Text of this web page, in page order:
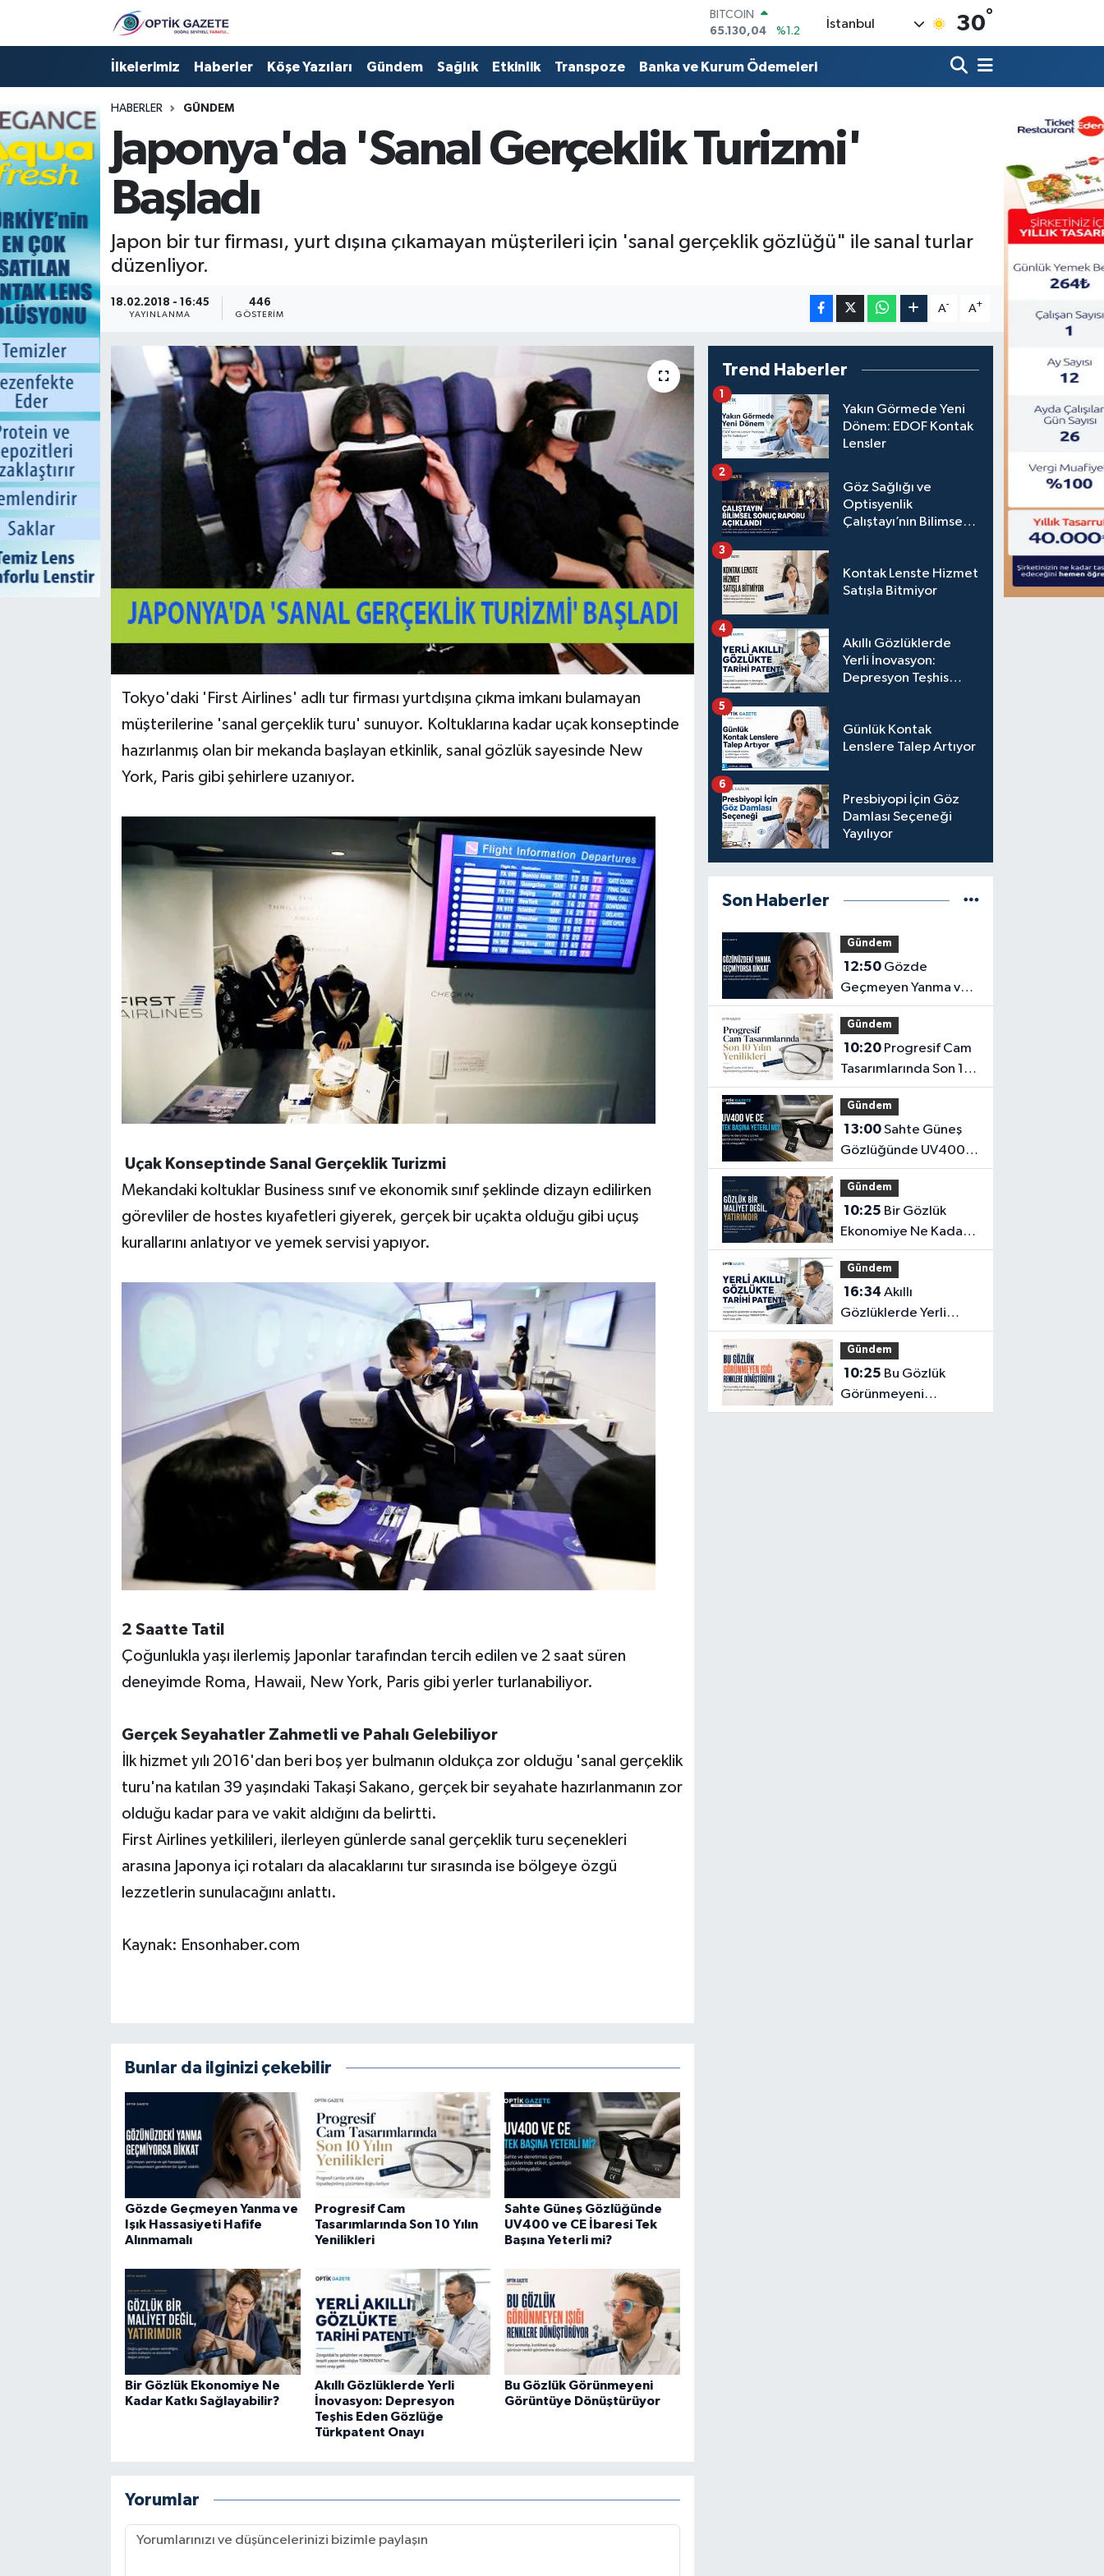
DOLAR
47,7106
%0.17
EURO
55,1652
%0.27
6618.49
%2.12
BİST100
13.773
%-19
İstanbul 30°
İlkelerimiz Haberler Köşe Yazıları Gündem Sağlık Etkinlik Transpoze Banka ve Kurum Ödemeleri
HABERLER GÜNDEM
Japonya'da 'Sanal Gerçeklik Turizmi'
Başladı
Japon bir tur firması, yurt dışına çıkamayan müşterileri için 'sanal gerçeklik gözlüğü" ile sanal turlar
düzenliyor.
18.02.2018 - 16:45
YAYINLANMA
446
GÖSTERIM
A- A+
Tokyo'daki 'First Airlines' adlı tur firması yurtdışına çıkma imkanı bulamayan
müşterilerine 'sanal gerçeklik turu' sunuyor. Koltuklarına kadar uçak konseptinde
hazırlanmış olan bir mekanda başlayan etkinlik, sanal gözlük sayesinde New
York, Paris gibi şehirlere uzanıyor.
Uçak Konseptinde Sanal Gerçeklik Turizmi
Mekandaki koltuklar Business sınıf ve ekonomik sınıf şeklinde dizayn edilirken
görevliler de hostes kıyafetleri giyerek, gerçek bir uçakta olduğu gibi uçuş
kurallarını anlatıyor ve yemek servisi yapıyor.
2 Saatte Tatil
Çoğunlukla yaşı ilerlemiş Japonlar tarafından tercih edilen ve 2 saat süren
deneyimde Roma, Hawaii, New York, Paris gibi yerler turlanabiliyor.
Gerçek Seyahatler Zahmetli ve Pahalı Gelebiliyor
İlk hizmet yılı 2016'dan beri boş yer bulmanın oldukça zor olduğu 'sanal gerçeklik
turu'na katılan 39 yaşındaki Takaşi Sakano, gerçek bir seyahate hazırlanmanın zor
olduğu kadar para ve vakit aldığını da belirtti.
First Airlines yetkilileri, ilerleyen günlerde sanal gerçeklik turu seçenekleri
arasına Japonya içi rotaları da alacaklarını tur sırasında ise bölgeye özgü
lezzetlerin sunulacağını anlattı.
Kaynak: Ensonhaber.com
Bunlar da ilginizi çekebilir
Gözde Geçmeyen Yanma ve
Işık Hassasiyeti Hafife
Alınmamalı
Progresif Cam
Tasarımlarında Son 10 Yılın
Yenilikleri
Sahte Güneş Gözlüğünde
UV400 ve CE İbaresi Tek
Başına Yeterli mi?
Bir Gözlük Ekonomiye Ne
Kadar Katkı Sağlayabilir?
Akıllı Gözlüklerde Yerli
İnovasyon: Depresyon
Teşhis Eden Gözlüğe
Türkpatent Onayı
Bu Gözlük Görünmeyeni
Görüntüye Dönüştürüyor
Yorumlar
Trend Haberler
Yakın Görmede Yeni
Dönem: EDOF Kontak
Lensler
1
Göz Sağlığı ve
Optisyenlik
Çalıştayı’nın Bilimsel
2
Kontak Lenste Hizmet
Satışla Bitmiyor
3
Akıllı Gözlüklerde
Yerli İnovasyon:
Depresyon Teşhis
4
Günlük Kontak
Lenslere Talep Artıyor
5
Presbiyopi İçin Göz
Damlası Seçeneği
Yayılıyor
6
Son Haberler
Gündem
12:50
Geçmeyen Yanma ve
Işık Hassasiyeti Hafife
Alınmamalı
Gündem
10:20
Tasarımlarında Son 10
Yılın Yenilikleri
Gündem
13:00Sahte Güneş
Gözlüğünde UV400
ve CE İbaresi Tek
Başına Yeterli mi?
Gündem
10:25
Ekonomiye Ne Kadar
Katkı Sağlayabilir?
Gündem
16:34 Akıllı
Gözlüklerde Yerli
İnovasyon: Depresyon
Teşhis Eden Gözlüğe
Türkpatent Onayı
Gündem
10:25
Görünmeyeni
Görüntüye
Nöbetçi Eczaneler
Hava Durumu
İstanbul Namaz Vakitleri
Trafik Durumu
Süper Lig Puan Durumu ve Fikstür
Tüm Manşetler
Son Dakika Haberleri
Haber Arşivi